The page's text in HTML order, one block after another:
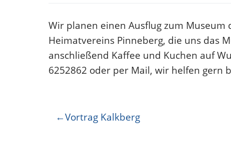
Wir planen einen Ausflug zum
Heimatvereins Pinneberg, die uns das
anschließend Kaffee und Kuchen auf
6252862 oder per Mail, wir helfen gern
Beitragsnavigation
Vortrag Kalkberg